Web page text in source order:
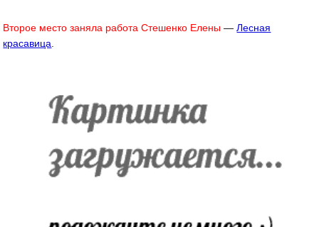
Второе место заняла работа Стешенко Елены —Лесная
красавица